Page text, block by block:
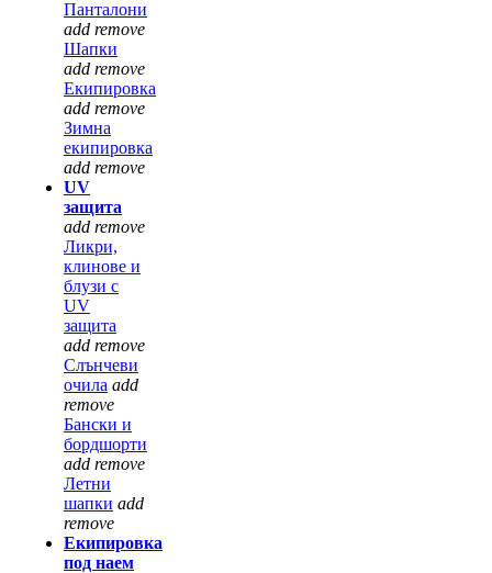
Панталони
add remove
Шапки
add remove
Екипировка
add remove
Зимна
екипировка
add remove
UV
защита
add remove
Ликри,
клинове и
блузи с
UV
защита
add remove
Слънчеви
очила add
remove
Бански и
бордшорти
add remove
Летни
шапки add
remove
Екипировка
под наем